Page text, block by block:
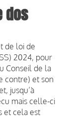
dos
de loi de
2024, pour
Conseil de la
contre) et son
jusqu’à
mais celle-ci
et cela est